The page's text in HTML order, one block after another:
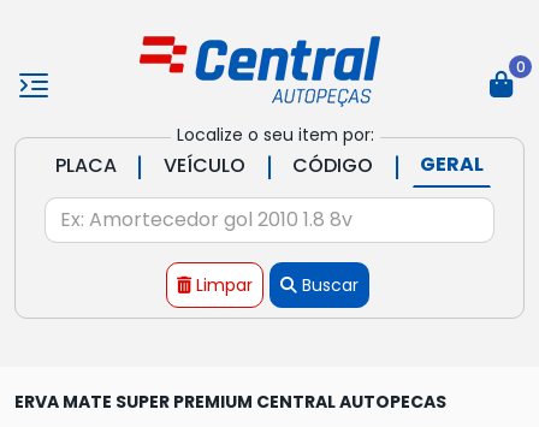
Localize o seu item por:
PLACA | VEÍCULO | CÓDIGO | GERAL
Limpar Buscar
0
ERVA MATE SUPER PREMIUM CENTRAL AUTOPECAS